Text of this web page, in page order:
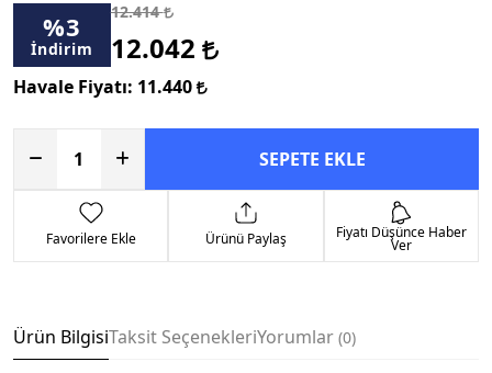
%3
İndirim
12.414
12.042
Havale Fiyatı: 11.440
SEPETE EKLE
Favorilere Ekle Ürünü Paylaş Fiyatı Düşünce Haber
Ver
Ürün BilgisiTaksit SeçenekleriYorumlar 0